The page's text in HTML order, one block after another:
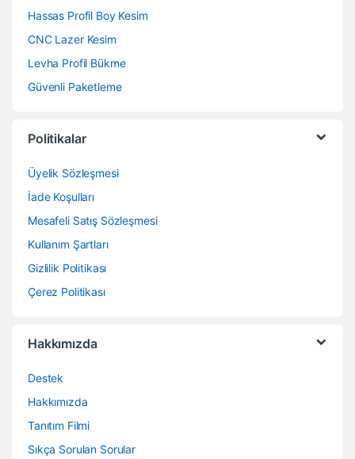
Hassas Profil Boy Kesim
CNC Lazer Kesim
Levha Profil Bükme
Güvenli Paketleme
Politikalar
Üyelik Sözleşmesi
İade Koşulları
Mesafeli Satış Sözleşmesi
Kullanım Şartları
Gizlilik Politikası
Çerez Politikası
Hakkımızda
Destek
Hakkımızda
Tanıtım Filmi
Sıkça Sorulan Sorular